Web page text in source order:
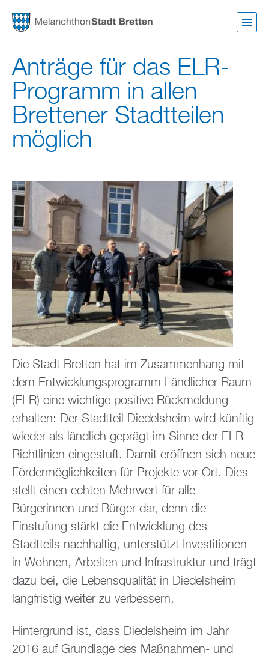
Anträge für das ELR-
Programm in allen
Brettener Stadtteilen
möglich
Die Stadt Bretten hat im Zusammenhang mit
dem Entwicklungsprogramm Ländlicher Raum
(ELR) eine wichtige positive Rückmeldung
erhalten: Der Stadtteil Diedelsheim wird künftig
wieder als ländlich geprägt im Sinne der ELR-
Richtlinien eingestuft. Damit eröffnen sich neue
Fördermöglichkeiten für Projekte vor Ort. Dies
stellt einen echten Mehrwert für alle
Bürgerinnen und Bürger dar, denn die
Einstufung stärkt die Entwicklung des
Stadtteils nachhaltig, unterstützt Investitionen
in Wohnen, Arbeiten und Infrastruktur und trägt
dazu bei, die Lebensqualität in Diedelsheim
langfristig weiter zu verbessern.
Hintergrund ist, dass Diedelsheim im Jahr
2016 auf Grundlage des Maßnahmen- und